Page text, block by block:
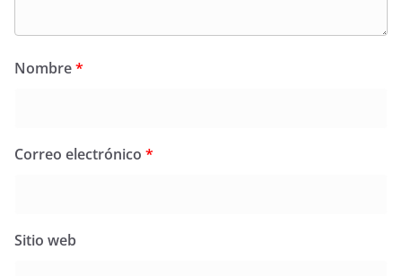
Nombre*
Correo electrónico *
Sitio web